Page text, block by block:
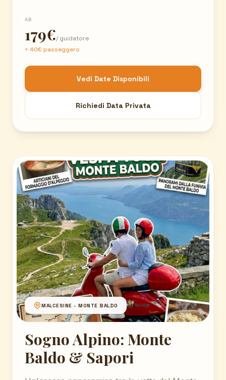
AB
179€/ guidatore
+ 40€ passeggero
Vedi Date Disponibili
Richiedi Data Privata
MALCESINE - MONTE BALDO
Sogno Alpino: Monte
Baldo & Sapori